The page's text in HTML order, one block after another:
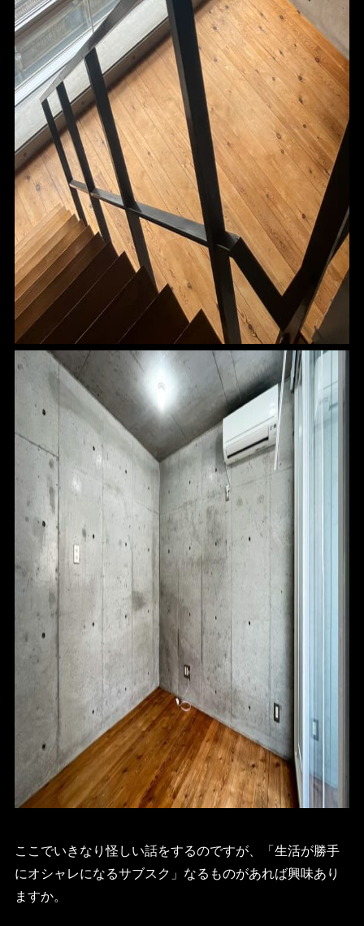
HOME
FOR SALE
FOR RENT
BLOG
ABOUT
CONTACT
ここでいきなり怪しい話をするのですが、「生活が勝手
にオシャレになるサブスク」なるものがあれば興味あり
ますか。